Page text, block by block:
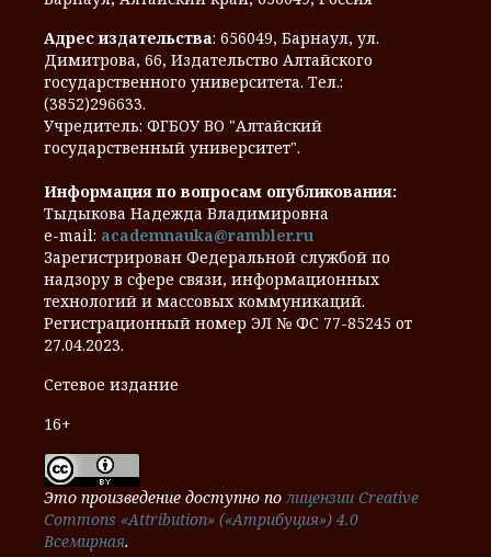
Адрес издательства: 656049, Барнаул, ул.
Димитрова, 66, Издательство Алтайского
государственного университета. Тел.:
(3852)296633.
Учредитель: ФГБОУ ВО "Алтайский
государственный университет".
Информация по вопросам опубликования:
Тыдыкова Надежда Владимировна
e-mail: academnauka@rambler.ru
Зарегистрирован Федеральной службой по
надзору в сфере связи, информационных
технологий и массовых коммуникаций.
Регистрационный номер ЭЛ № ФС 77-85245 от
27.04.2023.
Сетевое издание
16+
Это произведение доступно полицензии Creative
Commons «Attribution» («Атрибуция») 4.0
Всемирная.